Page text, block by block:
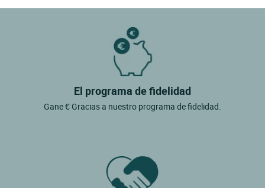
El programa de fidelidad
Gane € Gracias a nuestro programa de fidelidad.